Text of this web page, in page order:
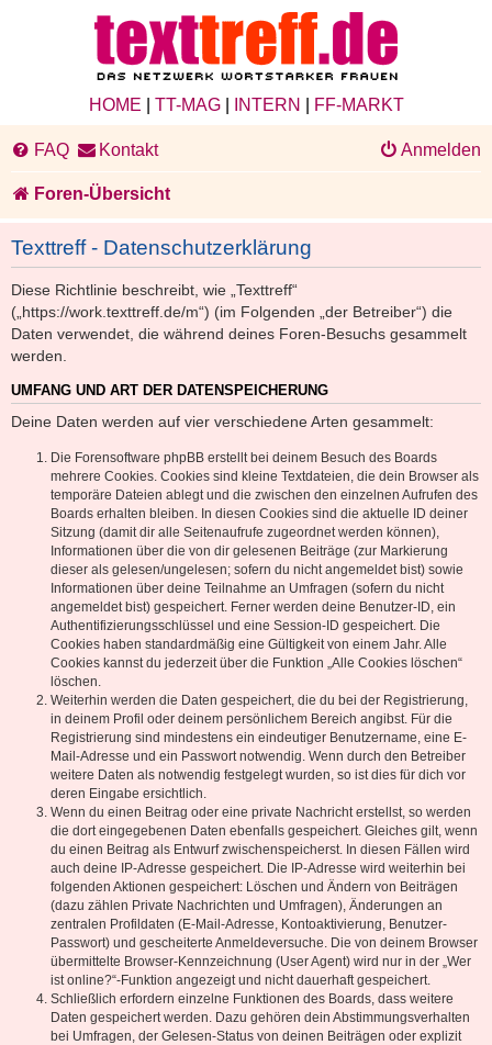
HOME TT-MAG| INTERN FF-MARKT
FAQ Kontakt Anmelden
Foren-Übersicht
Texttreff - Datenschutzerklärung
Diese Richtlinie beschreibt, wie „Texttreff“
(„https://work.texttreff.de/m“) (im Folgenden „der Betreiber“) die
Daten verwendet, die während deines Foren-Besuchs gesammelt
werden.
UMFANG UND ART DER DATENSPEICHERUNG
Deine Daten werden auf vier verschiedene Arten gesammelt:
Die Forensoftware phpBB erstellt bei deinem Besuch des Boards
mehrere Cookies. Cookies sind kleine Textdateien, die dein Browser als
temporäre Dateien ablegt und die zwischen den einzelnen Aufrufen des
Boards erhalten bleiben. In diesen Cookies sind die aktuelle ID deiner
Sitzung (damit dir alle Seitenaufrufe zugeordnet werden können),
Informationen über die von dir gelesenen Beiträge (zur Markierung
dieser als gelesen/ungelesen; sofern du nicht angemeldet bist) sowie
Informationen über deine Teilnahme an Umfragen (sofern du nicht
angemeldet bist) gespeichert. Ferner werden deine Benutzer-ID, ein
Authentifizierungsschlüssel und eine Session-ID gespeichert. Die
Cookies haben standardmäßig eine Gültigkeit von einem Jahr. Alle
Cookies kannst du jederzeit über die Funktion „Alle Cookies löschen“
löschen.
Weiterhin werden die Daten gespeichert, die du bei der Registrierung,
in deinem Profil oder deinem persönlichem Bereich angibst. Für die
Registrierung sind mindestens ein eindeutiger Benutzername, eine E-
Mail-Adresse und ein Passwort notwendig. Wenn durch den Betreiber
weitere Daten als notwendig festgelegt wurden, so ist dies für dich vor
deren Eingabe ersichtlich.
Wenn du einen Beitrag oder eine private Nachricht erstellst, so werden
die dort eingegebenen Daten ebenfalls gespeichert. Gleiches gilt, wenn
du einen Beitrag als Entwurf zwischenspeicherst. In diesen Fällen wird
auch deine IP-Adresse gespeichert. Die IP-Adresse wird weiterhin bei
folgenden Aktionen gespeichert: Löschen und Ändern von Beiträgen
(dazu zählen Private Nachrichten und Umfragen), Änderungen an
zentralen Profildaten (E-Mail-Adresse, Kontoaktivierung, Benutzer-
Passwort) und gescheiterte Anmeldeversuche. Die von deinem Browser
übermittelte Browser-Kennzeichnung (User Agent) wird nur in der „Wer
ist online?“-Funktion angezeigt und nicht dauerhaft gespeichert.
Schließlich erfordern einzelne Funktionen des Boards, dass weitere
Daten gespeichert werden. Dazu gehören dein Abstimmungsverhalten
bei Umfragen, der Gelesen-Status von deinen Beiträgen oder explizit